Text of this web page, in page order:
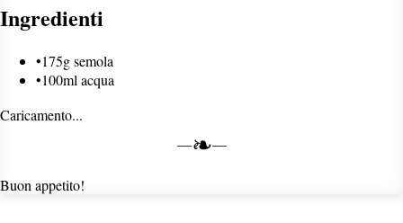
Ingredienti
•175g semola
•100ml acqua
Caricamento...
❧
Buon appetito!